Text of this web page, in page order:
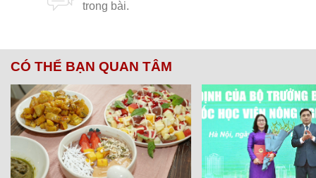
CÓ THỂ BẠN QUAN TÂM